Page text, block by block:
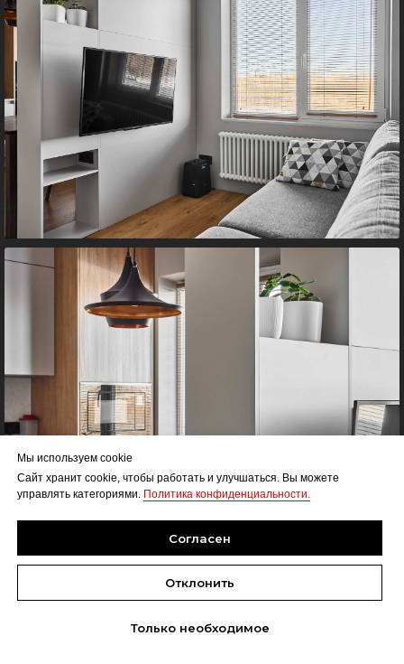
Мы используем cookie
Сайт хранит cookie, чтобы работать и улучшаться. Вы можете
управлять категориями. Политика конфиденциальности.
Согласен
Отклонить
Только необходимое